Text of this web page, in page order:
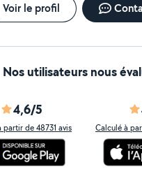
Voir le profil
Nos utilisateurs nous
4,6/5
partir de 48731 avis Calculé à